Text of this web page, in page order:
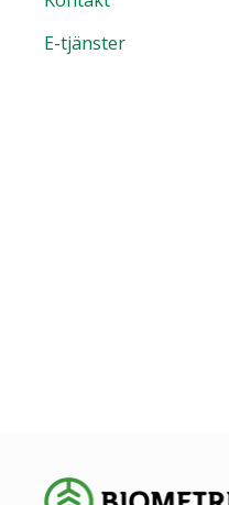
E-tjänster